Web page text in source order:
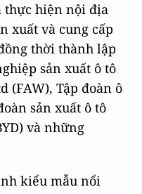
thực hiện nội địa
xuất và cung cấp
thời thành lập
sản xuất ô tô
(FAW), Tập đoàn ô
sản xuất ô tô
và những
kiểu mẫu nổi